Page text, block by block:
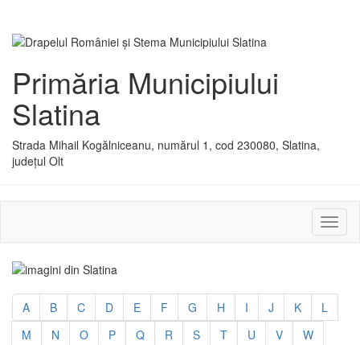
Primăria Municipiului
Slatina
Strada Mihail Kogălniceanu, numărul 1, cod 230080, Slatina,
județul Olt
sau
A B C D E F G H I J K
L
M
N O P Q R S T U V
W